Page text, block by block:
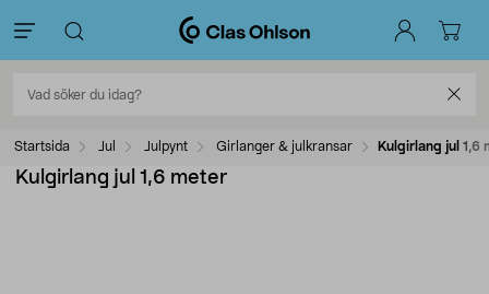
Startsida Jul Julpynt Girlanger & julkransar Kulgirlang jul 1,6
Kulgirlang jul 1,6 meter